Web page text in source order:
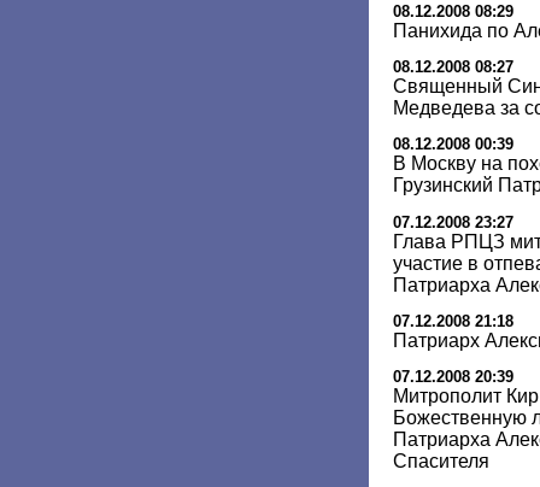
08.12.2008 08:29
Панихида по
08.12.2008 08:27
Священный
Медведева за
08.12.2008 00:39
В Москву на
Грузинский
07.12.2008 23:27
Глава РПЦЗ
участие в
Патриарха
07.12.2008 21:18
Патриарх
07.12.2008 20:39
Митрополит
Божественную
Патриарха
Спасителя